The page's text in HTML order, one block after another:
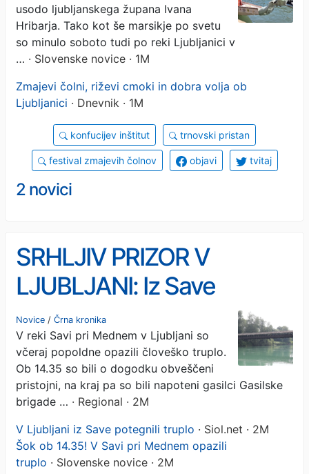
usodo ljubljanskega župana Ivana
Hribarja. Tako kot še marsikje po svetu
so minulo soboto tudi po reki Ljubljanici v
… · Slovenske novice · 1M
Zmajevi čolni, riževi cmoki in dobra volja ob
Ljubljanici · Dnevnik · 1M
konfucijev inštitut trnovski pristan
festival zmajevih čolnov objavi tvitaj
2 novici
SRHLJIV PRIZOR V
LJUBLJANI: Iz Save
potegnili človeško truplo
Novice / Črna kronika
V reki Savi pri Mednem v Ljubljani so
včeraj popoldne opazili človeško truplo.
Ob 14.35 so bili o dogodku obveščeni
pristojni, na kraj pa so bili napoteni gasilci Gasilske
brigade … · Regional · 2M
V Ljubljani iz Save potegnili truplo · Siol.net · 2M
Šok ob 14.35! V Savi pri Mednem opazili
truplo · Slovenske novice · 2M